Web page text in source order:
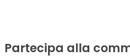
Partecipa alla